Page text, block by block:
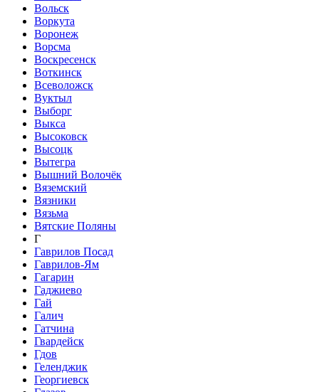
Вольск
Воркута
Воронеж
Ворсма
Воскресенск
Воткинск
Всеволожск
Вуктыл
Выборг
Выкса
Высоковск
Высоцк
Вытегра
Вышний Волочёк
Вяземский
Вязники
Вязьма
Вятские Поляны
Г
Гаврилов Посад
Гаврилов-Ям
Гагарин
Гаджиево
Гай
Галич
Гатчина
Гвардейск
Гдов
Геленджик
Георгиевск